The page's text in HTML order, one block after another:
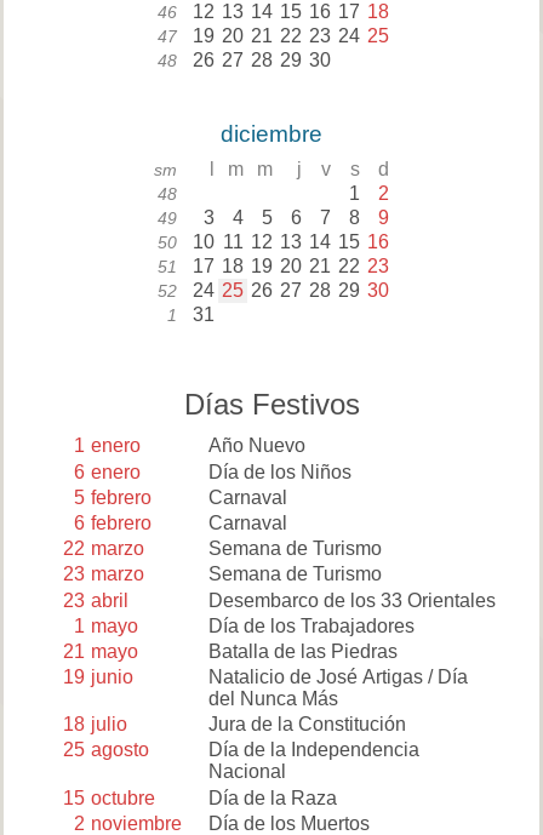
46 12 13 14 15 16 17 18
47 19 20 21 22 23 24 25
48 26 27 28 29 30
diciembre
sm m m j v s d
48 1 2
49 3 4 5 6 7 8 9
50 10 11 12 13 14 15 16
51 17 18 19 20 21 22 23
52 24 25 26 27 28 29 30
1 31
Días Festivos
1 enero
Año Nuevo
6 enero
Día de los Niños
5 febrero
Carnaval
6 febrero
Carnaval
22 marzo
Semana de Turismo
23 marzo
Semana de Turismo
23 abril
Desembarco de los 33 Orientales
1 mayo
Día de los Trabajadores
21 mayo
Batalla de las Piedras
19 junio
Natalicio de José Artigas / Día
del Nunca Más
18 julio
Jura de la Constitución
25 agosto
Día de la Independencia
Nacional
15 octubre
Día de la Raza
2 noviembre
Día de los Muertos